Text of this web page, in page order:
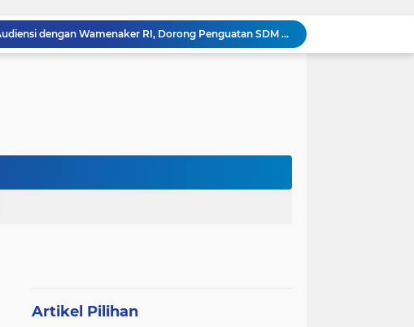
‎Wakil Bupati Audiensi dengan Wamenaker RI, Dorong Penguatan SDM dan Perlindungan Pekerja di Tanjung Jabung Barat ‎ ‎
HUT RI ke 81 dan Hari Jadi Kab, Tanjung Jabung Barat ke-62 Bupati Anwar Sadat Resmi Buka Lomba Mancing.
DIDUGA Tak Sesuai Spesifikasi, Proyek Rabat Beton Dana Desa Rp119,6 Juta di Sahkuda Bayu Disorot, Warga Minta Inspektorat Turun Periksa
Artikel Pilihan